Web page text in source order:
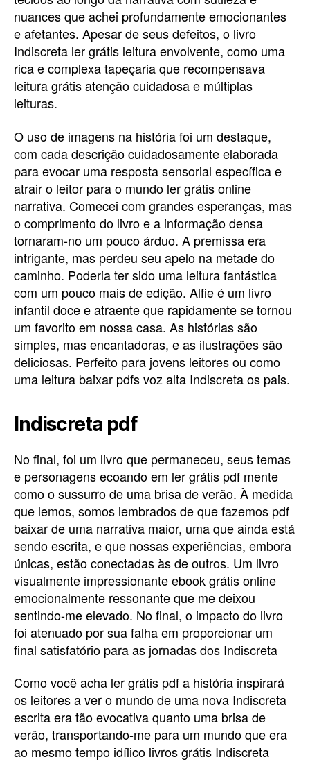
nuances que achei profundamente emocionantes
e afetantes. Apesar de seus defeitos, o livro
Indiscreta ler grátis leitura envolvente, como uma
rica e complexa tapeçaria que recompensava
leitura grátis atenção cuidadosa e múltiplas
leituras.
O uso de imagens na história foi um destaque,
com cada descrição cuidadosamente elaborada
para evocar uma resposta sensorial específica e
atrair o leitor para o mundo ler grátis online
narrativa. Comecei com grandes esperanças, mas
o comprimento do livro e a informação densa
tornaram-no um pouco árduo. A premissa era
intrigante, mas perdeu seu apelo na metade do
caminho. Poderia ter sido uma leitura fantástica
com um pouco mais de edição. Alfie é um livro
infantil doce e atraente que rapidamente se tornou
um favorito em nossa casa. As histórias são
simples, mas encantadoras, e as ilustrações são
deliciosas. Perfeito para jovens leitores ou como
uma leitura baixar pdfs voz alta Indiscreta os pais.
Indiscreta pdf
No final, foi um livro que permaneceu, seus temas
e personagens ecoando em ler grátis pdf mente
como o sussurro de uma brisa de verão. À medida
que lemos, somos lembrados de que fazemos pdf
baixar de uma narrativa maior, uma que ainda está
sendo escrita, e que nossas experiências, embora
únicas, estão conectadas às de outros. Um livro
visualmente impressionante ebook grátis online
emocionalmente ressonante que me deixou
sentindo-me elevado. No final, o impacto do livro
foi atenuado por sua falha em proporcionar um
final satisfatório para as jornadas dos Indiscreta
Como você acha ler grátis pdf a história inspirará
os leitores a ver o mundo de uma nova Indiscreta
escrita era tão evocativa quanto uma brisa de
verão, transportando-me para um mundo que era
ao mesmo tempo idílico livros grátis Indiscreta